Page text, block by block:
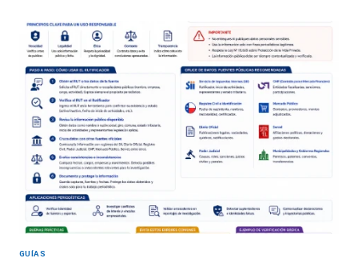
INFORMALES
Y
VENTA
ENTRE
PARES:
PROTOCOLO
ESPECÍFICO
GUÍAS